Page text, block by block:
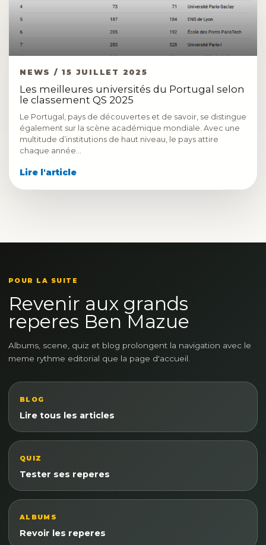
NEWS / 15 JUILLET 2025
Les meilleures universités du Portugal selon
le classement QS 2025
Le Portugal, pays de découvertes et de savoir, se distingue
également sur la scène académique mondiale. Avec une
multitude d’institutions de haut niveau, le pays attire
chaque année…
Lire l'article
POUR LA SUITE
Revenir aux grands
reperes Ben Mazue
Albums, scene, quiz et blog prolongent la navigation avec le
meme rythme editorial que la page d'accueil.
BLOG
Lire tous les articles
QUIZ
Tester ses reperes
ALBUMS
Revoir les reperes